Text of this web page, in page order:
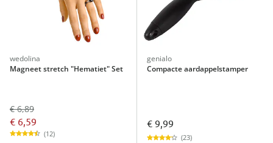
wedolina
Magneet stretch "Hematiet" Set
€ 6,89
€ 6,59
(12)
genialo
Compacte aardappelstamper
€ 9,99
(23)